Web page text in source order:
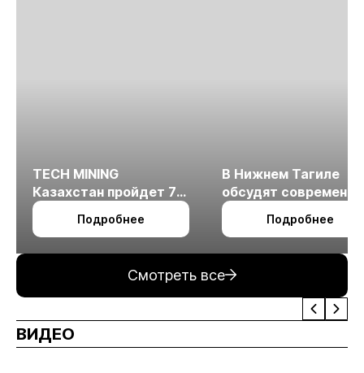
TECH MINING
Казахстан пройдет 7
октября в Алматы
Подробнее
В Нижнем Тагиле
обсудят
технологии
измельчения
Подробнее
Смотреть все
ВИДЕО